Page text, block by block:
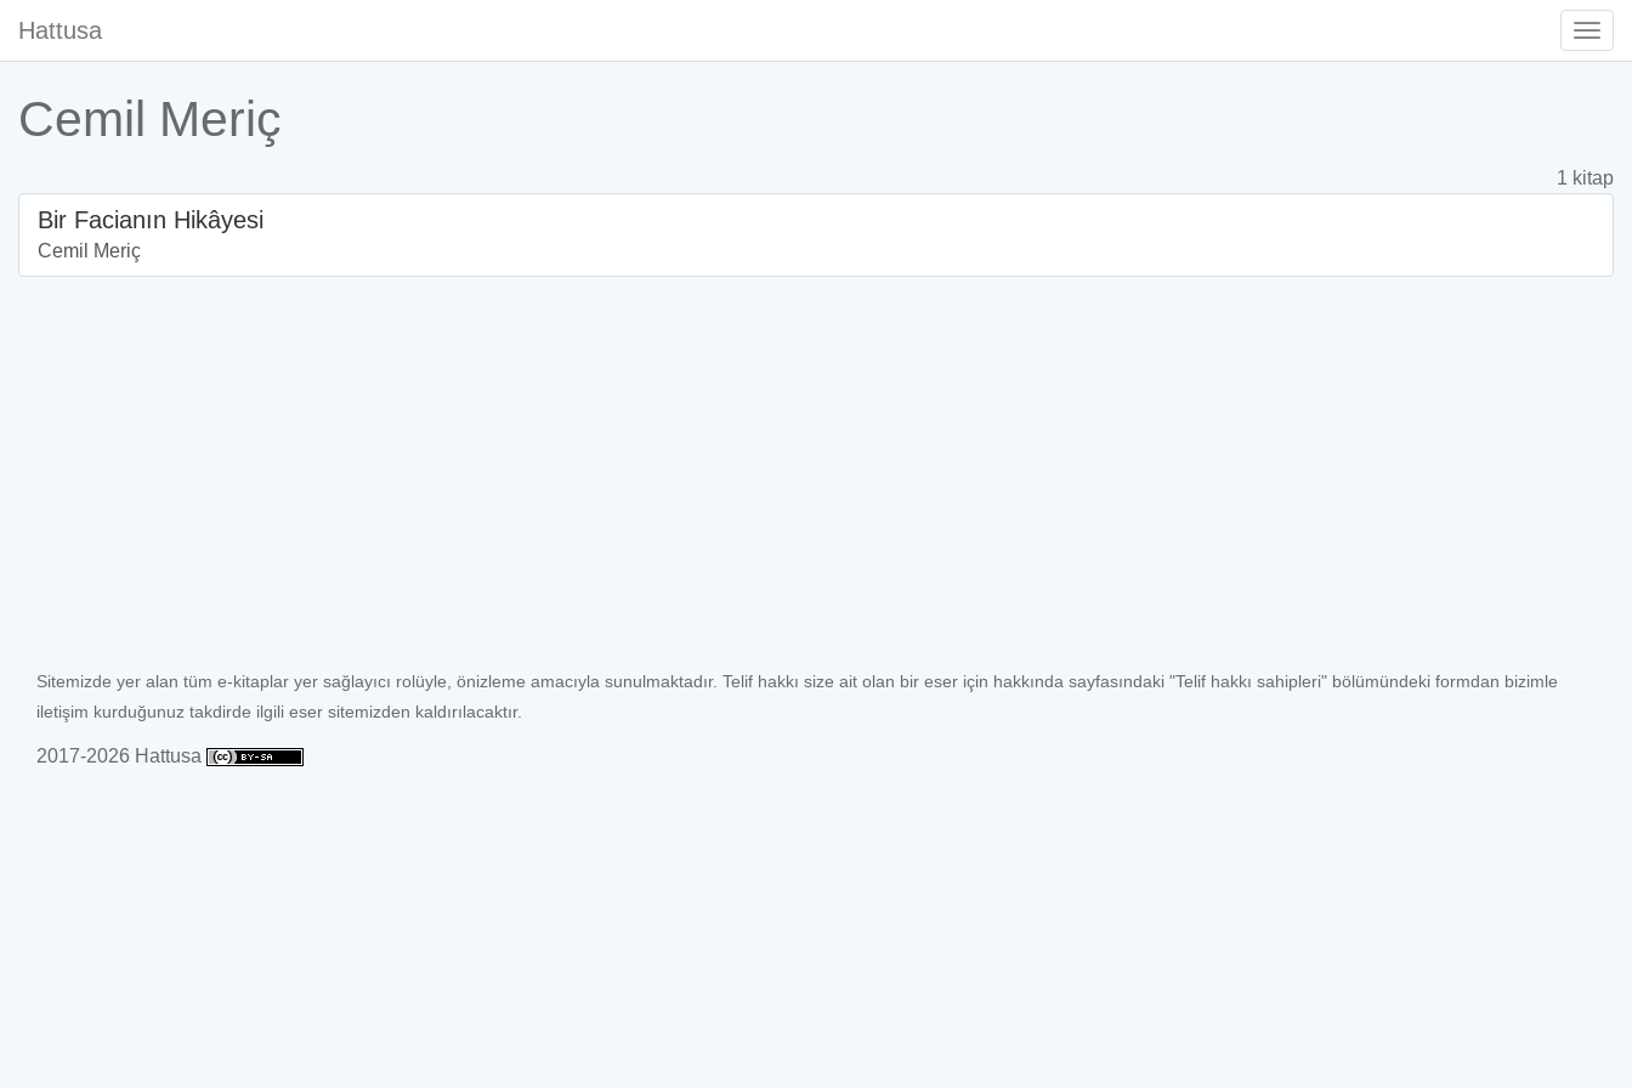
Hattusa
Cemil Meriç
1 kitap
Bir Facianın Hikâyesi
Cemil Meriç
Sitemizde yer alan tüm e-kitaplar yer sağlayıcı rolüyle, önizleme amacıyla sunulmaktadır. Telif hakkı size ait olan bir eser için hakkında sayfasındaki "Telif hakkı sahipleri" bölümündeki formdan bizimle
iletişim kurduğunuz takdirde ilgili eser sitemizden kaldırılacaktır.
2017-2026 Hattusa